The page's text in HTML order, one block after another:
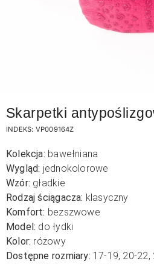
Skarpetki
INDEKS: VP009164Z
Kolekcja: bawełniana
Wygląd: jednokolorowe
Wzór: gładkie
Rodzaj ściągacza: klasyczny
Komfort: bezszwowe
Model: do łydki
Kolor: różowy
Dostępne rozmiary: 17-19, 20-22,